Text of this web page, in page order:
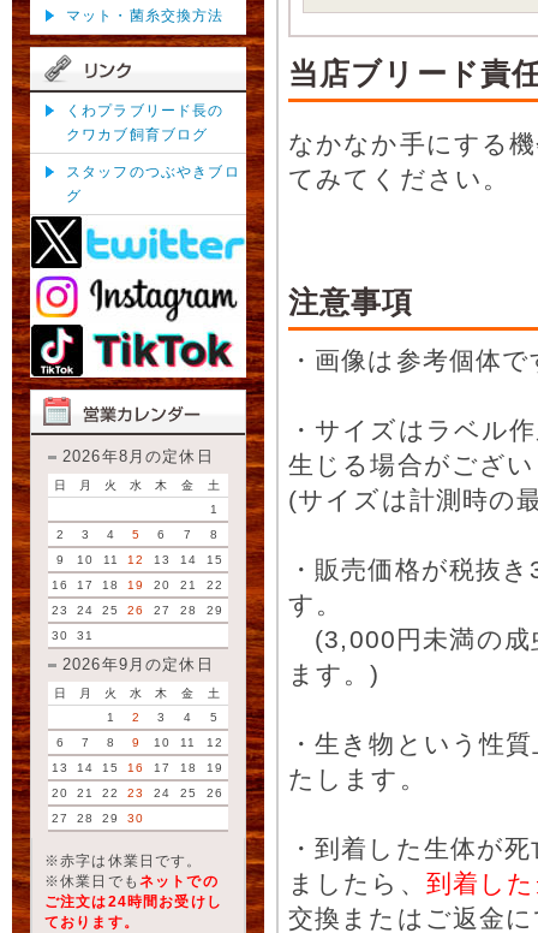
マット・菌糸交換方法
くわプラブリード長の
クワカブ飼育ブログ
スタッフのつぶやきブロ
グ
2026年8月の定休日
日 月 火 水 木 金
土
1
2
3 4 5 6 7
8
9
10 11 12 13 14
15
16
17 18 19 20 21
22
23
24 25 26 27 28
29
30
31
2026年9月の定休日
日 月 火 水 木 金
土
1
2 3 4
5
6
7 8 9 10 11
12
13
14 15 16 17 18
19
20
21 22 23 24 25
26
27
28 29 30
※赤字は休業日です。
※休業日でも ネットでの
ご注文は24時間お受けし
ております。
当店ブリード責
なかなか手にする
てみてください。
注意事項
・画像は参考個体
・サイズはラベル
生じる場合がござ
(サイズは計測時の
・販売価格が税抜
す。
(3,000円未満の成
ます。)
・生き物という性
たします。
・到着した生体が
ましたら、 到着し
交換またはご返金